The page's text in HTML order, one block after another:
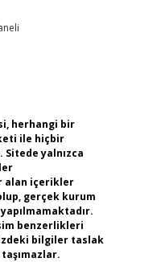
herhangi bir
ile hiçbir
Sitede yalnızca
alan içerikler
gerçek kurum
benzerlikleri
bilgiler taslak